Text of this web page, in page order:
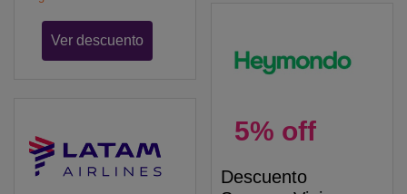
Ver descuento
5% off
Descuento